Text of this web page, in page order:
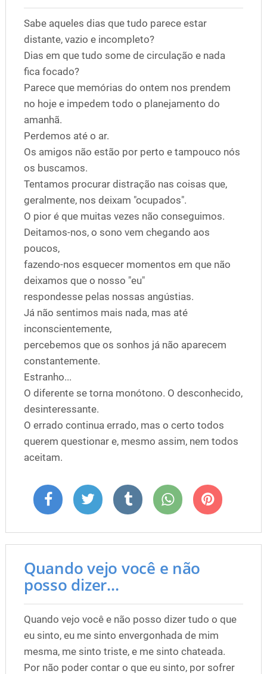
Sabe aqueles dias que tudo parece estar
distante, vazio e incompleto?
Dias em que tudo some de circulação e nada
fica focado?
Parece que memórias do ontem nos prendem
no hoje e impedem todo o planejamento do
amanhã.
Perdemos até o ar.
Os amigos não estão por perto e tampouco nós
os buscamos.
Tentamos procurar distração nas coisas que,
geralmente, nos deixam "ocupados".
O pior é que muitas vezes não conseguimos.
Deitamos-nos, o sono vem chegando aos
poucos,
fazendo-nos esquecer momentos em que não
deixamos que o nosso "eu"
respondesse pelas nossas angústias.
Já não sentimos mais nada, mas até
inconscientemente,
percebemos que os sonhos já não aparecem
constantemente.
Estranho...
O diferente se torna monótono. O desconhecido,
desinteressante.
O errado continua errado, mas o certo todos
querem questionar e, mesmo assim, nem todos
aceitam.
Quando vejo você e não
posso dizer...
Quando vejo você e não posso dizer tudo o que
eu sinto, eu me sinto envergonhada de mim
mesma, me sinto triste, e me sinto chateada.
Por não poder contar o que eu sinto, por sofrer